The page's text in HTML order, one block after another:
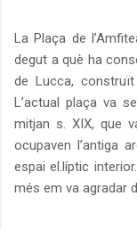
La Plaça de
degut a què ha
de Lucca,
L’actual plaça va
mitjan s. XIX, que
ocupaven l’antiga
espai el.líptic
més em va agradar